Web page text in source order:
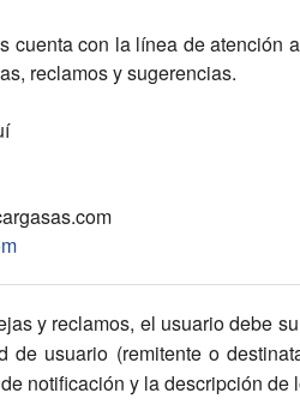
cuenta con la línea de
reclamos y sugerencias.
y reclamos, el usuario debe
de usuario (remitente o
notificación y la descripción